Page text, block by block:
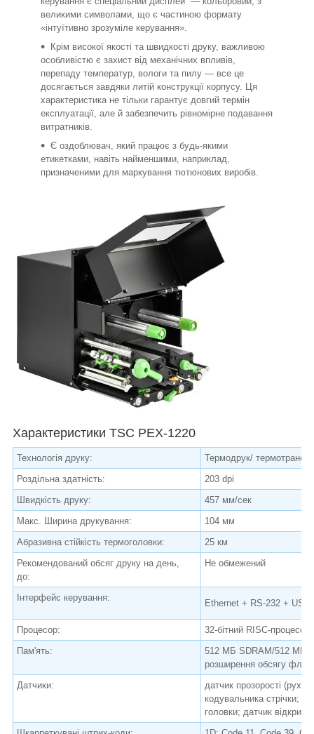
великими символами, що є частиною формату
«інтуїтивно зрозуміле керування».
Крім високої якості та швидкості друку, важливою
особливістю є захист від механічних впливів,
перепаду температур, вологи та пилу — все це
досягається завдяки литій конструкції корпусу. Ця
характеристика не тільки гарантує довгий термін
експлуатації, але й забезпечить рівномірне подавання
витратників.
Є оздоблювач, який працює з будь-якими
етикетками, навіть найменшими, наприклад,
призначеними для маркування тютюнових виробів.
Характеристики TSC PEX-1220
Технологія друку:
Термодрук/
Роздільна здатність:
203 dpi
Швидкість друку:
457 мм/сек
Макс. Ширина друкування:
104 мм
Абразивна стійкість термоголовки:
25 км
Рекомендований обсяг друку на день,
до:
Не обмежений
Інтерфейс керування:
Ethernet + RS-232 +
Процесор:
32-бітний RISC-процесор
Пам'ять:
512 МБ SDRAM/512 МБ
розширення обсягу
Датчики:
датчик прозорості
кодувальника стрічки;
головки; датчик